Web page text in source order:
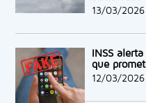
13/03/2026
INSS
que
12/03/2026